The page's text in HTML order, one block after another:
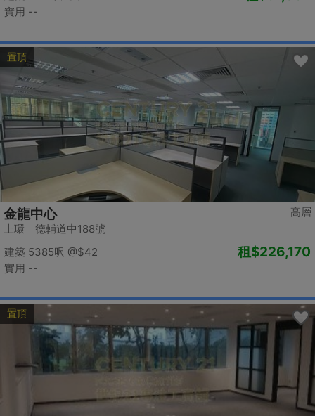
實用 --
置頂
高層
金龍中心
上環 德輔道中188號
建築 5385呎 @$42
實用 --
租$226,170
置頂